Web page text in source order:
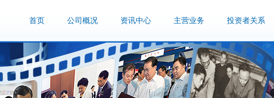
首页 公司概况 资讯中心 主营业务 投资者关系